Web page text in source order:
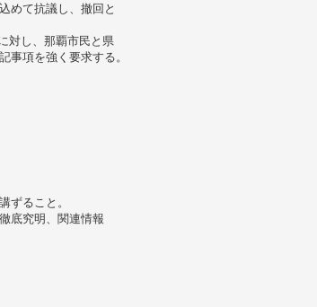
めて抗議し、撤回と
対し、那覇市民と県
事項を強く要求する。
ずること。
底究明、関連情報